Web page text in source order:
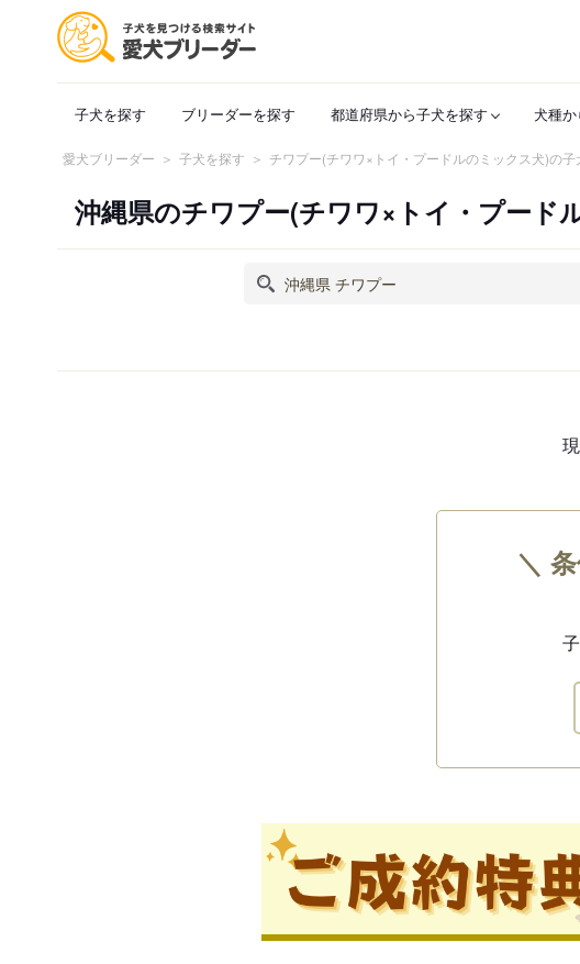
子犬を探す ブリーダーを探す 都道府県から子犬を探す 犬種
愛犬ブリーダー 子犬を探す チワプー(チワワ×トイ・プードルのミックス犬)の子
沖縄県のチワプー(チワワ×トイ・プード
＼